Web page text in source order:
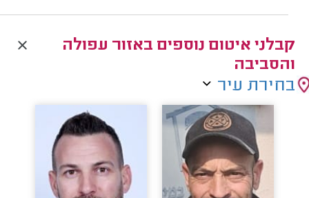
קבלני איטום נוספים באזור עפולה
והסביבה
בחירת עיר